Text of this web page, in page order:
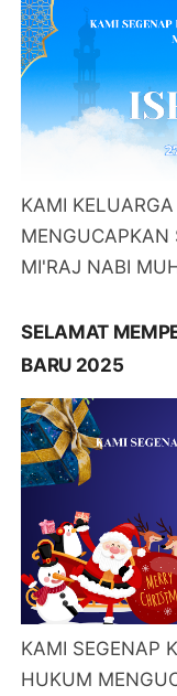
KAMI
MENGUCAPKAN
MI'RAJ NABI
SELAMAT
BARU 2025
KAMI SEGENAP
HUKUM